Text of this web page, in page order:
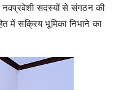
नवप्रवेशी सदस्यों से संगठन की
में सक्रिय भूमिका निभाने का